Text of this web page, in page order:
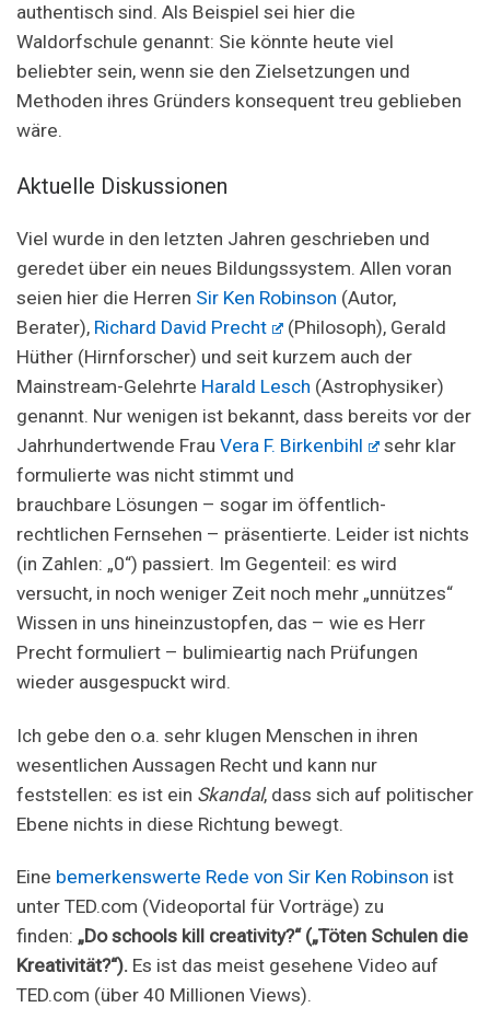
authentisch sind. Als Beispiel sei hier die
Waldorfschule genannt: Sie könnte heute viel
beliebter sein, wenn sie den Zielsetzungen und
Methoden ihres Gründers konsequent treu geblieben
wäre.
Aktuelle Diskussionen
Viel wurde in den letzten Jahren geschrieben und
geredet über ein neues Bildungssystem. Allen voran
seien hier die Herren Sir Ken Robinson (Autor,
Berater), Richard David Precht
(Philosoph), Gerald
Hüther (Hirnforscher) und seit kurzem auch der
Mainstream-Gelehrte Harald Lesch (Astrophysiker)
genannt. Nur wenigen ist bekannt, dass bereits vor der
Jahrhundertwende Frau Vera F. Birkenbihl
sehr klar
formulierte was nicht stimmt und
brauchbare Lösungen – sogar im öffentlich-
rechtlichen Fernsehen – präsentierte. Leider ist nichts
(in Zahlen: „0“) passiert. Im Gegenteil: es wird
versucht, in noch weniger Zeit noch mehr „unnützes“
Wissen in uns hineinzustopfen, das – wie es Herr
Precht formuliert – bulimieartig nach Prüfungen
wieder ausgespuckt wird.
Ich gebe den o.a. sehr klugen Menschen in ihren
wesentlichen Aussagen Recht und kann nur
feststellen: es ist ein Skandal, dass sich auf politischer
Ebene nichts in diese Richtung bewegt.
Eine bemerkenswerte Rede von Sir Ken Robinson ist
unter TED.com (Videoportal für Vorträge) zu
finden: „Do schools kill creativity?“ („Töten Schulen die
Kreativität?“). Es ist das meist gesehene Video auf
TED.com (über 40 Millionen Views).